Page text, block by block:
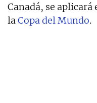
Canadá, se
laCopa del Mundo.